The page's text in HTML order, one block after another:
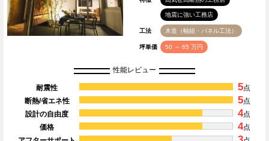
地震に強い工務店
工法 木造（軸組・パネル工法）
坪単価 50 ～ 65 万円
性能レビュー
耐震性 5点
断熱/省エネ性
5点
設計の自由度
4点
価格
4点